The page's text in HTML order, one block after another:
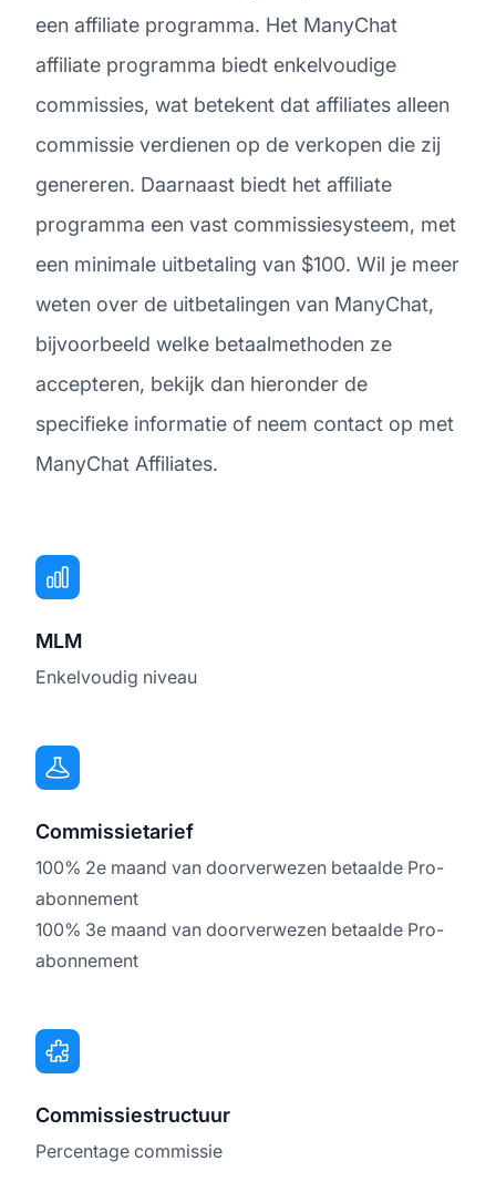
een affiliate programma. Het ManyChat
affiliate programma biedt enkelvoudige
commissies, wat betekent dat affiliates alleen
commissie verdienen op de verkopen die zij
genereren. Daarnaast biedt het affiliate
programma een vast commissiesysteem, met
een minimale uitbetaling van $100. Wil je meer
weten over de uitbetalingen van ManyChat,
bijvoorbeeld welke betaalmethoden ze
accepteren, bekijk dan hieronder de
specifieke informatie of neem contact op met
ManyChat Affiliates.
MLM
Enkelvoudig niveau
Commissietarief
100% 2e maand van doorverwezen betaalde Pro-
abonnement
100% 3e maand van doorverwezen betaalde Pro-
abonnement
Commissiestructuur
Percentage commissie